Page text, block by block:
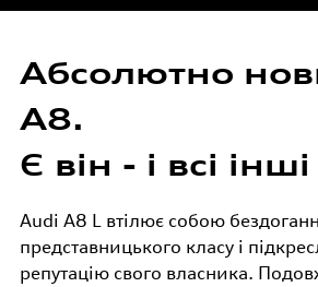
Корпоративним клієнтам
Оригінальні запасні частини
Гарантія Audi
Абсолютно
А8.
Є він - і всі інші
Audi A8 L втілює собою
представницького класу і
репутацію свого власника.